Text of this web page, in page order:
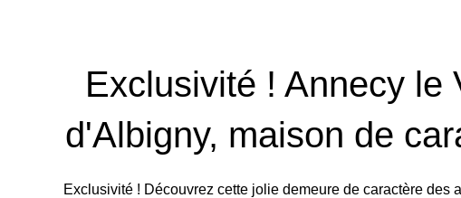
Exclusivité ! Annecy le
d'Albigny, maison de
Exclusivité ! Découvrez cette jolie demeure de caractère des